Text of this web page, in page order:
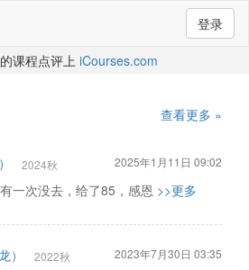
登录
课程点评上 iCourses.com
查看更多 »
2024秋 2025年1月11日 09:02
一次没去，给了85，感恩 >>更多
） 2022秋 2023年7月30日 03:35